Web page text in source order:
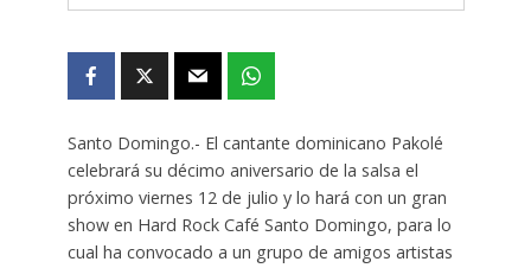
Santo Domingo.- El cantante dominicano Pakolé
celebrará su décimo aniversario de la salsa el
próximo viernes 12 de julio y lo hará con un gran
show en Hard Rock Café Santo Domingo, para lo
cual ha convocado a un grupo de amigos artistas